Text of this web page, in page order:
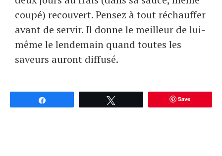
coupé) recouvert. Pensez à tout réchauffer
avant de servir. Il donne le meilleur de lui-
même le lendemain quand toutes les
saveurs auront diffusé.
Save